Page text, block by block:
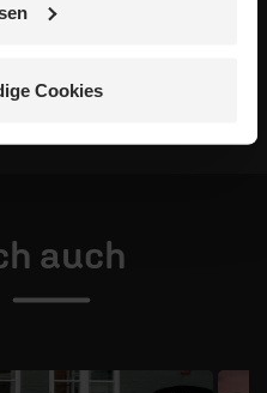
Cookies
auch